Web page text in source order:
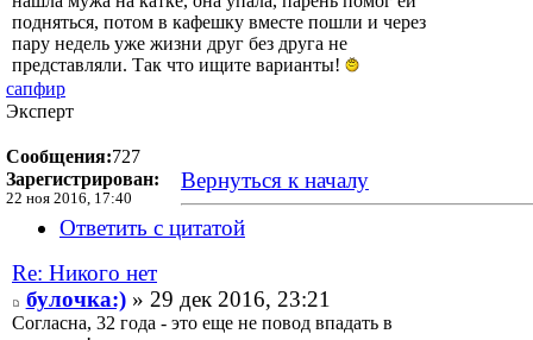
подняться, потом в кафешку вместе пошли и через
пару недель уже жизни друг без друга не
представляли. Так что ищите варианты!
сапфир
Эксперт
Сообщения:727
Зарегистрирован:
22 ноя 2016, 17:40
Вернуться к началу
Ответить с цитатой
Re: Никого нет
булочка:)» 29 дек 2016, 23:21
Согласна, 32 года - это еще не повод впадать в